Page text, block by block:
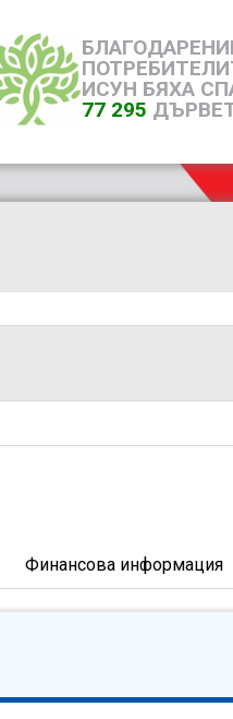
ИСУН БЯХА
77 295
Финансова информация